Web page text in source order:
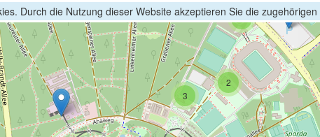
Durch die Nutzung dieser Website akzeptieren Sie die zugehörigen
2
2
3